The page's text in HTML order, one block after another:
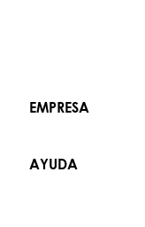
EMPRESA
AYUDA